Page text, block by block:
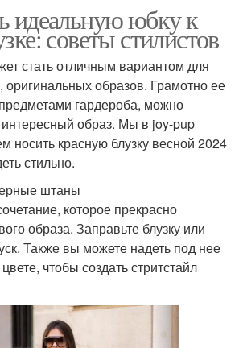
идеальную юбку к
советы стилистов
стать отличным вариантом для
оригинальных образов. Грамотно ее
гардероба, можно
образ. Мы в joy-pup
носить красную блузку весной 2024
стильно.
штаны
которое прекрасно
образа. Заправьте блузку или
Также вы можете надеть под нее
чтобы создать стритстайл